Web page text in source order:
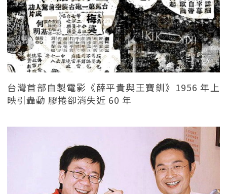
台灣首部自製電影《薛平貴與王寶釧》1956 年上
映引轟動 膠捲卻消失近 60 年